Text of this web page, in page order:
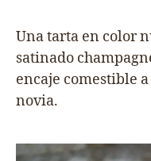
Una tarta en color
satinado
encaje comestible
novia.